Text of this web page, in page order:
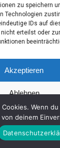
zu speichern
Technologien
IDs auf
erteilst oder
Akzeptieren
Ablehnen
Daten­schutz
Wenn
deinem